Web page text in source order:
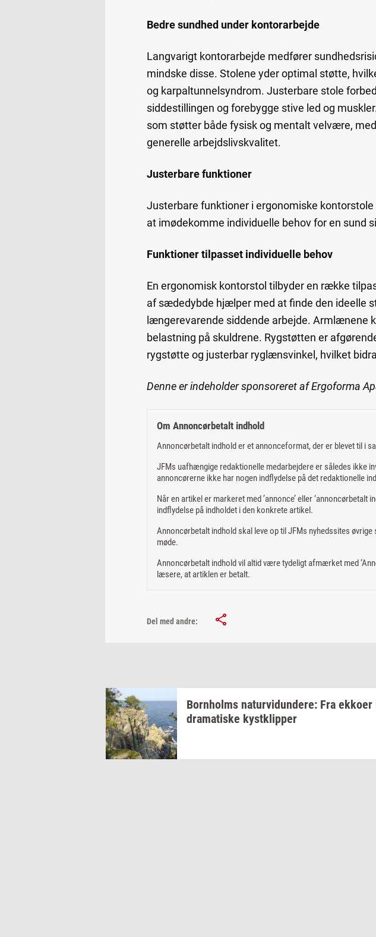
Bedre sundhed under kontorarbejde
Langvarigt kontorarbejde medfører
mindske disse. Stolene yder optimal støtte,
og karpaltunnelsyndrom. Justerbare stole
siddestillingen og forebygge stive led og
som støtter både fysisk og mentalt velvære,
generelle arbejdslivskvalitet.
Justerbare funktioner
Justerbare funktioner i ergonomiske
at imødekomme individuelle behov for en sund
Funktioner tilpasset individuelle behov
En ergonomisk kontorstol tilbyder en række
af sædedybde hjælper med at finde den ideelle
længerevarende siddende arbejde. Armlænene
belastning på skuldrene. Rygstøtten er
rygstøtte og justerbar ryglænsvinkel, hvilket
Denne er indeholder sponsoreret af Ergoforma
Om Annoncørbetalt indhold
Annoncørbetalt indhold er et annonceformat, der er blevet til i
JFMs uafhængige redaktionelle medarbejdere er således ikke
annoncørerne ikke har nogen indflydelse på det redaktionelle
Når en artikel er markeret med ’annonce’ eller
indflydelse på indholdet i den konkrete artikel.
Annoncørbetalt indhold skal leve op til JFMs nyhedssites
møde.
Annoncørbetalt indhold vil altid være tydeligt afmærket med
læsere, at artiklen er betalt.
Del med andre:
Born­holms na­tur­vi­dun­de­re: Fra ek­ko­er
dra­ma­ti­ske kyst­klip­per